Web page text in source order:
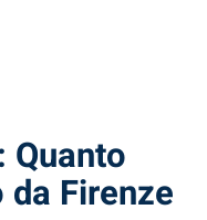
Quanto
Firenze